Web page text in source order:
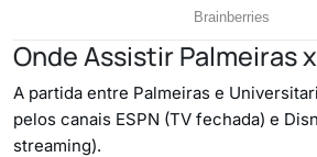
Onde Assistir Palmeiras
A partida entre Palmeiras e
pelos canais ESPN (TV fechada) e
streaming).